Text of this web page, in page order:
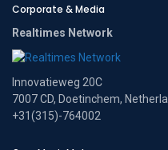
Corporate & Media
Realtimes Network
Innovatieweg 20C
7007 CD, Doetinchem,
+31(315)-764002